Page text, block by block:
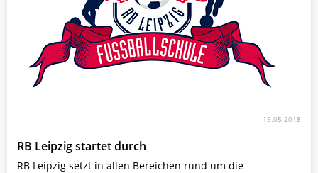
15.05.2018
RB Leipzig startet durch
RB Leipzig setzt in allen Bereichen rund um die